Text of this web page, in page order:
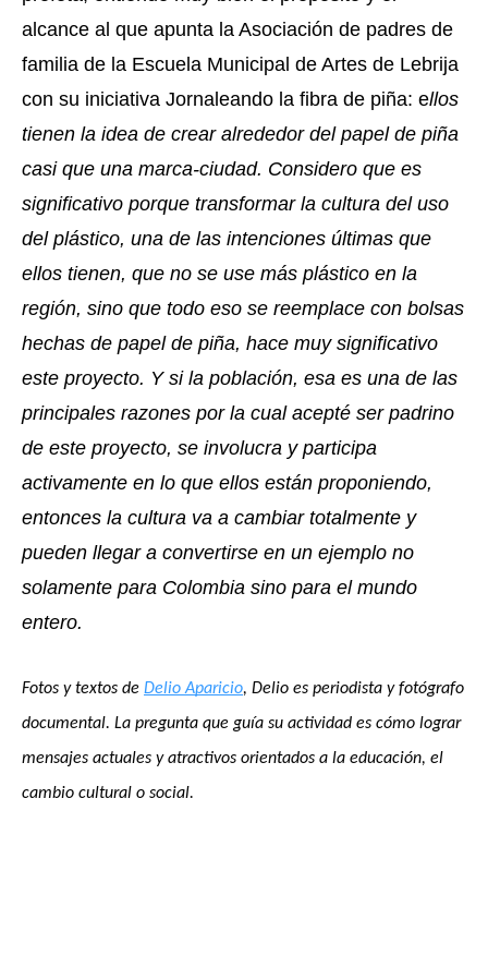
alcance al que apunta la Asociación de padres de
familia de la Escuela Municipal de Artes de Lebrija
con su iniciativa Jornaleando la fibra de piña: ellos
tienen la idea de crear alrededor del papel de piña
casi que una marca-ciudad. Considero que es
significativo porque transformar la cultura del uso
del plástico, una de las intenciones últimas que
ellos tienen, que no se use más plástico en la
región, sino que todo eso se reemplace con bolsas
hechas de papel de piña, hace muy significativo
este proyecto. Y si la población, esa es una de las
principales razones por la cual acepté ser padrino
de este proyecto, se involucra y participa
activamente en lo que ellos están proponiendo,
entonces la cultura va a cambiar totalmente y
pueden llegar a convertirse en un ejemplo no
solamente para Colombia sino para el mundo
entero.
Fotos y textos de Delio Aparicio, Delio es periodista y fotógrafo
documental. La pregunta que guía su actividad es cómo lograr
mensajes actuales y atractivos orientados a la educación, el
cambio cultural o social.